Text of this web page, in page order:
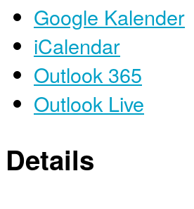
Google Kalender
iCalendar
Outlook 365
Outlook Live
Details